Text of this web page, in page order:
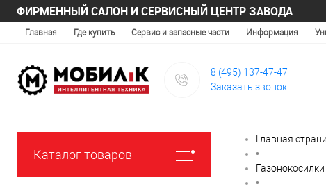
ФИРМЕННЫЙ САЛОН И СЕРВИСНЫЙ ЦЕНТР ЗАВОДА
Главная Где купить Сервис и запасные части Информация
8 (495) 137-47-47
Заказать звонок
Каталог товаров
Главная
•
Газонокосилки
•